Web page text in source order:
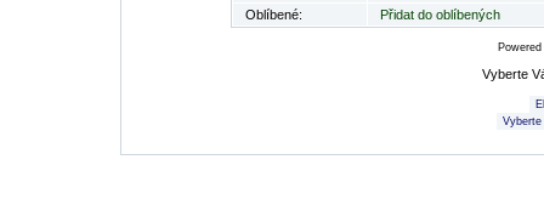
Oblíbené:
Přidat do oblíbených
Vyberte